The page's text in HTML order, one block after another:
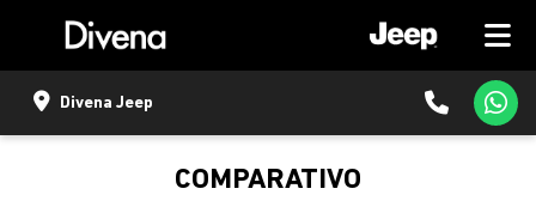
Divena Jeep
COMPARATIVO